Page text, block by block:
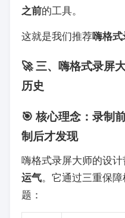
之前‌的工具。
这就是我们推荐‌嗨格式
🚀 三、嗨格式录屏
历史
🎯 核心理念：录制
制后才发现
嗨格式录屏大师的设
运气。它通过三重保
题：